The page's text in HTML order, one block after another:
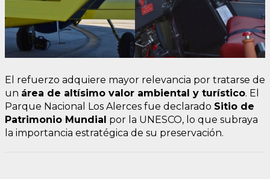
El refuerzo adquiere mayor relevancia por tratarse de
un área de altísimo valor ambiental y turístico. El
Parque Nacional Los Alerces fue declarado Sitio de
Patrimonio Mundial por la UNESCO, lo que subraya
la importancia estratégica de su preservación.